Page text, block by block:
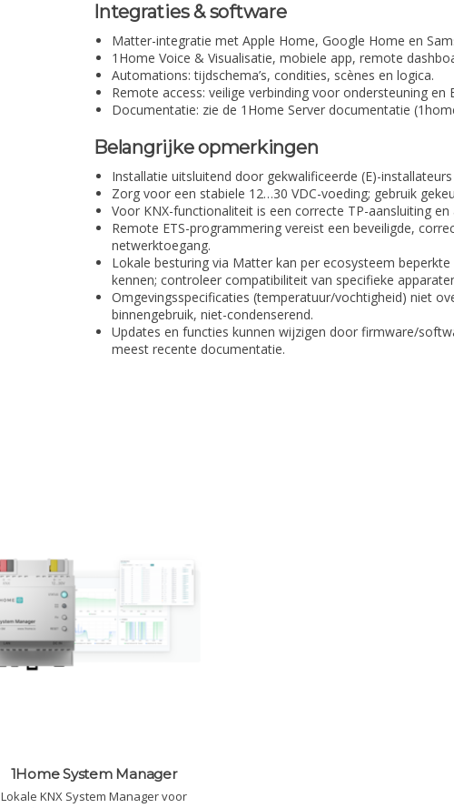
Integraties & software
Matter-integratie met Apple Home, Google Home en
1Home Voice & Visualisatie, mobiele app, remote
Automations: tijdschema’s, condities, scènes en logica.
Remote access: veilige verbinding voor ondersteuning en
Documentatie: zie de 1Home Server documentatie
Belangrijke opmerkingen
Installatie uitsluitend door gekwalificeerde (E)-
Zorg voor een stabiele 12…30 VDC-voeding; gebruik
Voor KNX-functionaliteit is een correcte TP-aansluiting en
Remote ETS-programmering vereist een beveiligde,
netwerktoegang.
Lokale besturing via Matter kan per ecosysteem
kennen; controleer compatibiliteit van specifieke
Omgevingsspecificaties (temperatuur/vochtigheid) niet
binnengebruik, niet-condenserend.
Updates en functies kunnen wijzigen door firmware/
meest recente documentatie.
1Home System Manager
Lokale KNX System Manager voor